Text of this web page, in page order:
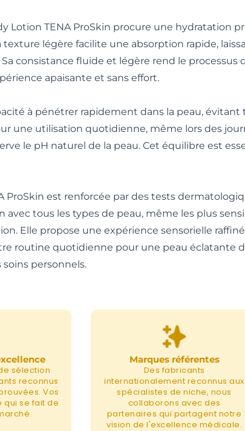
Lotion TENA ProSkin procure une hydratation
légère facilite une absorption rapide,
consistance fluide et légère rend le processus
apaisante et sans effort.
à pénétrer rapidement dans la peau,
une utilisation quotidienne, même lors des
le pH naturel de la peau. Cet équilibre est
ProSkin est renforcée par des tests
tous les types de peau, même les plus
Elle propose une expérience sensorielle
routine quotidienne pour une peau éclatante
personnels.
sélection
reconnus
Vos
qui se fait de
Marques référentes
Des fabricants
internationalement reconnus aux
spécialistes de niche, nous
collaborons avec des
partenaires qui partagent notre
vision de l'excellence médicale.